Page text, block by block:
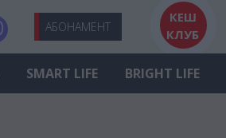
АБОНАМЕНТ
КЕШ
КЛУБ
SMART LIFE BRIGHT LIFE